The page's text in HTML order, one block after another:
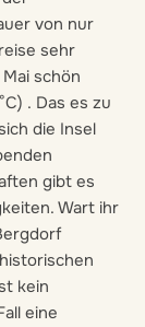
von nur
sehr
schön
. Das es zu
die Insel
gibt es
Wart ihr
kein
eine